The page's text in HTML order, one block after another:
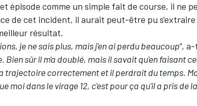
épisode comme un simple fait de course, il ne
de cet incident, il aurait peut-être pu
résultat.
je ne sais plus, mais j'en ai perdu beaucoup", a-
Bien sûr il m'a doublé, mais il savait qu'en faisant
trajectoire correctement et il perdrait du temps.
moi dans le virage 12, c'est pour ça qu'il a pris de